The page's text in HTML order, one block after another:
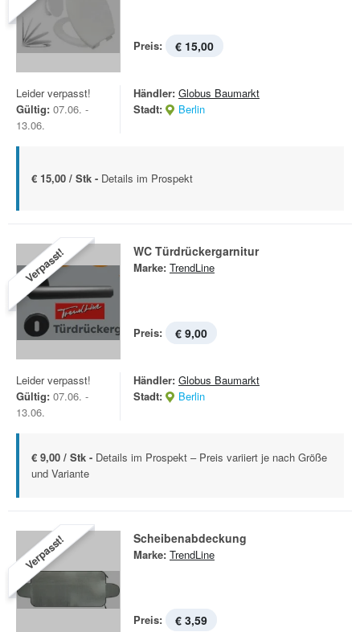
Preis: € 15,00
Leider verpasst!
Gültig: 07.06. -
13.06.
Händler: Globus Baumarkt
Stadt:
Berlin
€ 15,00 / Stk - Details im Prospekt
Verpasst! WC Türdrückergarnitur
Marke: TrendLine
Preis: € 9,00
Leider verpasst!
Gültig: 07.06. -
13.06.
Händler: Globus Baumarkt
Stadt:
Berlin
€ 9,00 / Stk - Details im Prospekt – Preis variiert je nach Größe
und Variante
Verpasst! Scheibenabdeckung
Marke: TrendLine
Preis: € 3,59